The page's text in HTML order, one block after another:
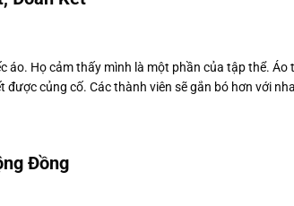
áo. Họ cảm thấy mình là một phần của tập thể.
được củng cố. Các thành viên sẽ gắn bó hơn với
Đồng